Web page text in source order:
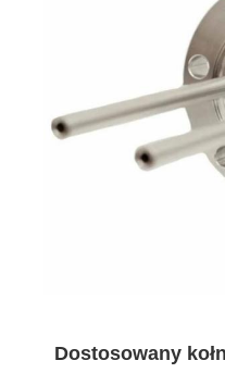
Dostosowany